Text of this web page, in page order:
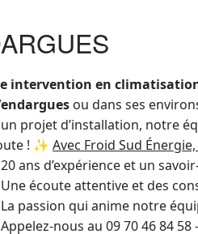
intervention en
ou dans ses
projet d’installation, notre
! ✨Avec Froid Sud
20 ans d’expérience et un
Une écoute attentive et des
La passion qui anime notre
nous au 09 70 46 84 58